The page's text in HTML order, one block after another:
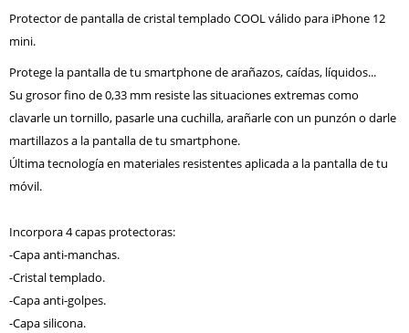
Protector de pantalla de cristal templado COOL válido para iPhone 12
mini.
Protege la pantalla de tu smartphone de arañazos, caídas, líquidos...
Su grosor fino de 0,33 mm resiste las situaciones extremas como
clavarle un tornillo, pasarle una cuchilla, arañarle con un punzón o darle
martillazos a la pantalla de tu smartphone.
Última tecnología en materiales resistentes aplicada a la pantalla de tu
móvil.
Incorpora 4 capas protectoras:
-Capa anti-manchas.
-Cristal templado.
-Capa anti-golpes.
-Capa silicona.